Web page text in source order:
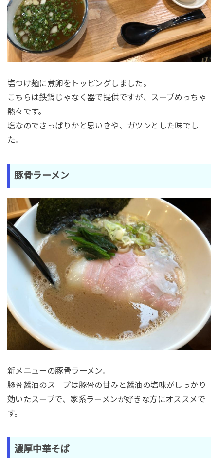
塩つけ麺に煮卵をトッピングしました。
こちらは鉄鍋じゃなく器で提供ですが、スープめっちゃ
熱々です。
塩なのでさっぱりかと思いきや、ガツンとした味でし
た。
豚骨ラーメン
新メニューの豚骨ラーメン。
豚骨醤油のスープは豚骨の甘みと醤油の塩味がしっかり
効いたスープで、家系ラーメンが好きな方にオススメで
す。
濃厚中華そば